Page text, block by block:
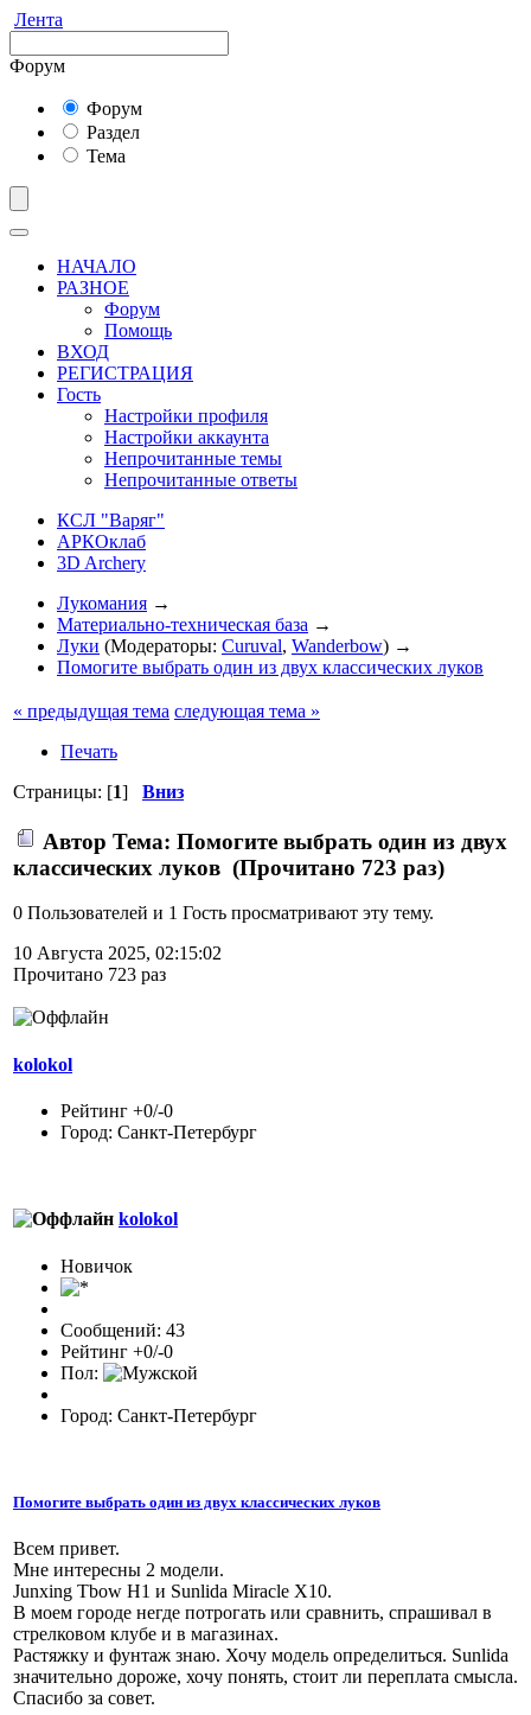
Лента
Форум
Форум
Раздел
Тема
НАЧАЛО
РАЗНОЕ
Форум
Помощь
ВХОД
РЕГИСТРАЦИЯ
Гость
Настройки профиля
Настройки аккаунта
Непрочитанные темы
Непрочитанные ответы
КСЛ "Варяг"
АРКОклаб
3D Archery
Лукомания →
Материально-техническая база →
Луки (Модераторы: Curuval, Wanderbow) →
Помогите выбрать один из двух классических луков
« предыдущая тема следующая тема »
Печать
Страницы: [1] Вниз
Автор Тема: Помогите выбрать один из двух
классических луков (Прочитано 723 раз)
0 Пользователей и 1 Гость просматривают эту тему.
10 Августа 2025, 02:15:02
Прочитано 723 раз
kolokol
Рейтинг +0/-0
Город: Санкт-Петербург
kolokol
Новичок
Сообщений: 43
Рейтинг +0/-0
Пол:
Город: Санкт-Петербург
Помогите выбрать один из двух классических луков
Всем привет.
Мне интересны 2 модели.
Junxing Tbow H1 и Sunlida Miracle X10.
В моем городе негде потрогать или сравнить, спрашивал в
стрелковом клубе и в магазинах.
Растяжку и фунтаж знаю. Хочу модель определиться. Sunlida
значительно дороже, хочу понять, стоит ли переплата смысла.
Спасибо за совет.